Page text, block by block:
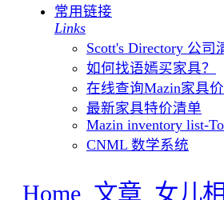
常用链接
Links
Scott's Directory 公司
如何找语嫣买家具？
在线查询Mazin家具
最新家具特价清单
Mazin inventory list-
CNML 数学系统
Home 文章 女儿